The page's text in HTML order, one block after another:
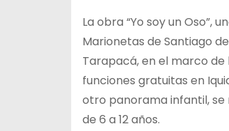
La obra “Yo soy un
Marionetas de Santiago
Tarapacá, en el marco de
funciones gratuitas en
otro panorama infantil, se
de 6 a 12 años.